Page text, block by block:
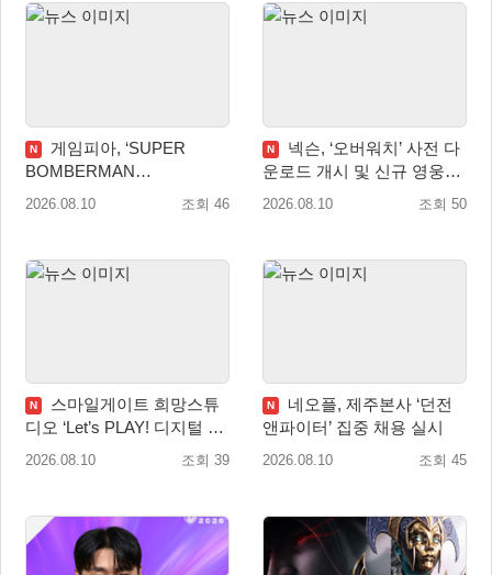
N
게임피아, ‘SUPER
BOMBERMAN
COLLECTION’ PS5·스위치
2026.08.10 조회 46
N
넥슨, ‘오버워치’ 사전 다
운로드 개시 및 신규 영웅
‘디몬(D.Mon)’ 공개!
2026.08.10 조회 50
N
스마일게이트 희망스튜
디오 ‘Let’s PLAY! 디지털 창
작 탐험대’ 참여 기관 및 멘
2026.08.10 조회 39
N
네오플, 제주본사 ‘던전
앤파이터’ 집중 채용 실시
2026.08.10 조회 45